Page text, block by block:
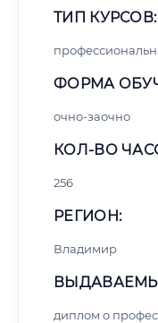
ТИП КУРСОВ:
ФОРМА
очно-заочно
КОЛ-ВО
256
РЕГИОН:
Владимир
диплом о